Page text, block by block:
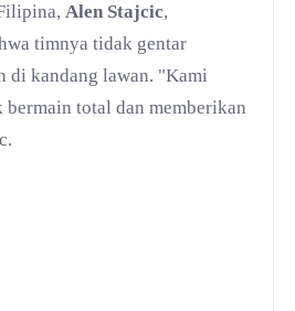
Alen Stajcic,
timnya tidak gentar
di kandang lawan. "Kami
total dan memberikan